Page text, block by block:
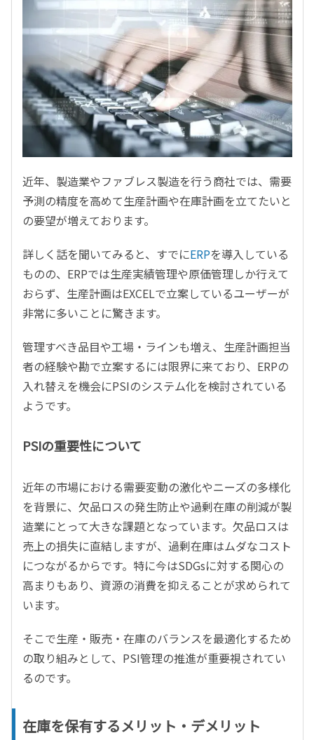
近年、製造業やファブレス製造を行う商社では、需要
予測の精度を高めて生産計画や在庫計画を立てたいと
の要望が増えております。
詳しく話を聞いてみると、すでにERPを導入している
ものの、ERPでは生産実績管理や原価管理しか行えて
おらず、生産計画はEXCELで立案しているユーザーが
非常に多いことに驚きます。
管理すべき品目や工場・ラインも増え、生産計画担当
者の経験や勘で立案するには限界に来ており、ERPの
入れ替えを機会にPSIのシステム化を検討されている
ようです。
PSIの重要性について
近年の市場における需要変動の激化やニーズの多様化
を背景に、欠品ロスの発生防止や過剰在庫の削減が製
造業にとって大きな課題となっています。欠品ロスは
売上の損失に直結しますが、過剰在庫はムダなコスト
につながるからです。特に今はSDGsに対する関心の
高まりもあり、資源の消費を抑えることが求められて
います。
そこで生産・販売・在庫のバランスを最適化するため
の取り組みとして、PSI管理の推進が重要視されてい
るのです。
在庫を保有するメリット・デメリット